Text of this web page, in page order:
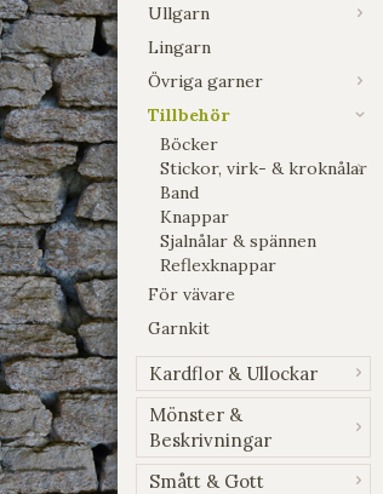
Ullgarn
Lingarn
Övriga garner
Tillbehör
Böcker
Stickor, virk- & kroknålar
Band
Knappar
Sjalnålar & spännen
Reflexknappar
För vävare
Garnkit
Kardflor & Ullockar
Mönster &
Beskrivningar
Smått & Gott